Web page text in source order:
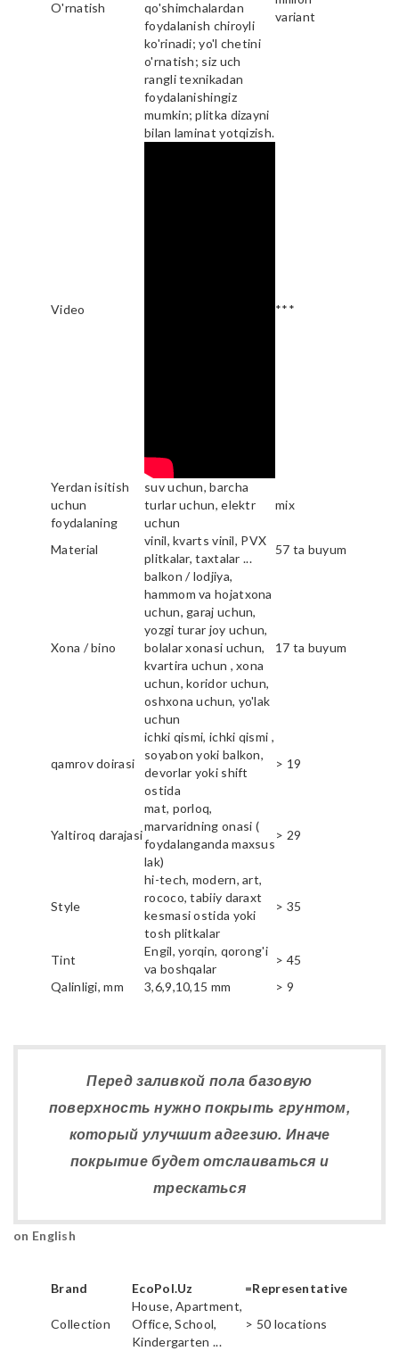
O'rnatish
qo'shimchalardan
foydalanish chiroyli
ko'rinadi; yo'l chetini
o'rnatish; siz uch
rangli texnikadan
foydalanishingiz
mumkin; plitka dizayni
bilan laminat yotqizish.
variant
Video ***
Yerdan isitish
uchun
foydalaning
suv uchun, barcha
turlar uchun, elektr
uchun
mix
Material
vinil, kvarts vinil, PVX
plitkalar, taxtalar ...
57 ta buyum
Xona / bino
balkon / lodjiya,
hammom va hojatxona
uchun, garaj uchun,
yozgi turar joy uchun,
bolalar xonasi uchun,
kvartira uchun , xona
uchun, koridor uchun,
oshxona uchun, yo'lak
uchun
17 ta buyum
qamrov doirasi
ichki qismi, ichki qismi ,
soyabon yoki balkon,
devorlar yoki shift
ostida
> 19
Yaltiroq darajasi
mat, porloq,
marvaridning onasi (
foydalanganda maxsus
lak)
> 29
Style
hi-tech, modern, art,
rococo, tabiiy daraxt
kesmasi ostida yoki
tosh plitkalar
> 35
Tint
Engil, yorqin, qorong'i
va boshqalar
> 45
Qalinligi, mm
3,6,9,10,15 mm > 9
Перед заливкой пола базовую
поверхность нужно покрыть грунтом,
который улучшит адгезию. Иначе
покрытие будет отслаиваться и
трескаться
on English
Brand EcoPol.Uz =Representative
Collection
House, Apartment,
Office, School,
Kindergarten ...
> 50 locations